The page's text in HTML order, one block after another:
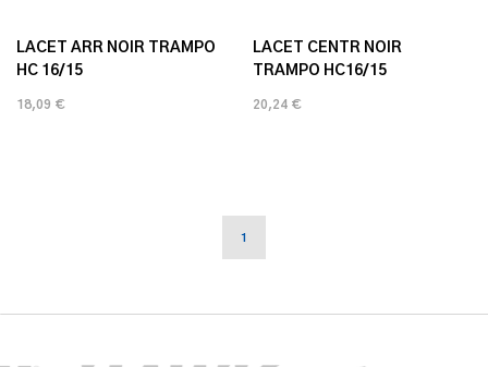
LACET ARR NOIR TRAMPO
HC 16/15
18,09 €
LACET CENTR NOIR
TRAMPO HC16/15
20,24 €
1